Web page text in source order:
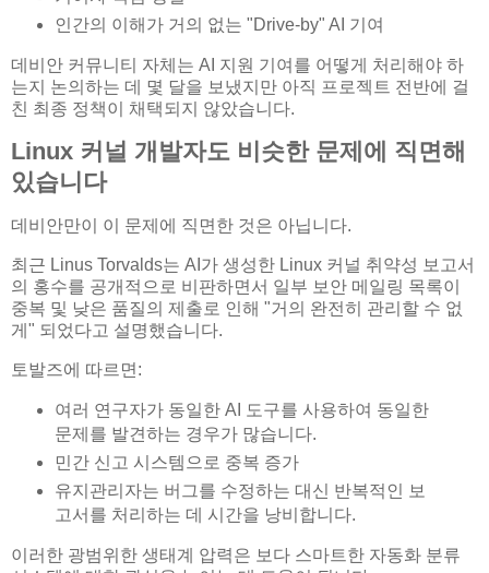
인간의 이해가 거의 없는 "Drive-by" AI 기여
데비안 커뮤니티 자체는 AI 지원 기여를 어떻게 처리해야 하
는지 논의하는 데 몇 달을 보냈지만 아직 프로젝트 전반에 걸
친 최종 정책이 채택되지 않았습니다.
Linux 커널 개발자도 비슷한 문제에 직면해
있습니다
데비안만이 이 문제에 직면한 것은 아닙니다.
최근 Linus Torvalds는 AI가 생성한 Linux 커널 취약성 보고서
의 홍수를 공개적으로 비판하면서 일부 보안 메일링 목록이
중복 및 낮은 품질의 제출로 인해 "거의 완전히 관리할 수 없
게" 되었다고 설명했습니다.
토발즈에 따르면:
여러 연구자가 동일한 AI 도구를 사용하여 동일한
문제를 발견하는 경우가 많습니다.
민간 신고 시스템으로 중복 증가
유지관리자는 버그를 수정하는 대신 반복적인 보
고서를 처리하는 데 시간을 낭비합니다.
이러한 광범위한 생태계 압력은 보다 스마트한 자동화 분류